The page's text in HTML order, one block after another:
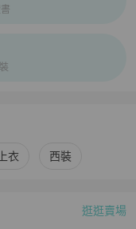
衣 西裝
逛逛賣場